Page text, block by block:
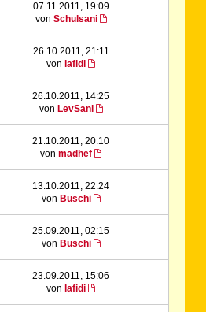
07.11.2011, 19:09
von Schulsani
26.10.2011, 21:11
von lafidi
26.10.2011, 14:25
von LevSani
21.10.2011, 20:10
vonmadhef
13.10.2011, 22:24
von Buschi
25.09.2011, 02:15
von Buschi
23.09.2011, 15:06
von lafidi